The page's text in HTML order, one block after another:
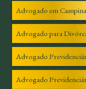
Advogado em
Advogado para
Advogado
Advogado